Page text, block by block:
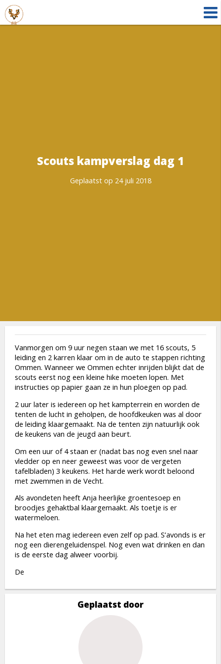
Scouts kampverslag dag 1
Geplaatst op 24 juli 2018
Vanmorgen om 9 uur negen staan we met 16 scouts, 5
leiding en 2 karren klaar om in de auto te stappen richting
Ommen. Wanneer we Ommen echter inrijden blijkt dat de
scouts eerst nog een kleine hike moeten lopen. Met
instructies op papier gaan ze in hun ploegen op pad.
2 uur later is iedereen op het kampterrein en worden de
tenten de lucht in geholpen, de hoofdkeuken was al door
de leiding klaargemaakt. Na de tenten zijn natuurlijk ook
de keukens van de jeugd aan beurt.
Om een uur of 4 staan er (nadat bas nog even snel naar
vledder op en neer geweest was voor de vergeten
tafelbladen) 3 keukens. Het harde werk wordt beloond
met zwemmen in de Vecht.
Als avondeten heeft Anja heerlijke groentesoep en
broodjes gehaktbal klaargemaakt. Als toetje is er
watermeloen.
Na het eten mag iedereen even zelf op pad. S’avonds is er
nog een dierengeluidenspel. Nog even wat drinken en dan
is de eerste dag alweer voorbij.
De
Geplaatst door